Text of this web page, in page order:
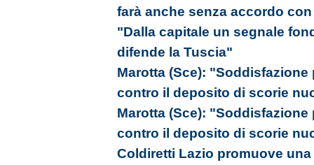
farà anche senza accordo
"Dalla capitale un segnale
difende la Tuscia"
Marotta (Sce):
contro il deposito di scorie
Marotta (Sce):
contro il deposito di scorie
Coldiretti Lazio promuove